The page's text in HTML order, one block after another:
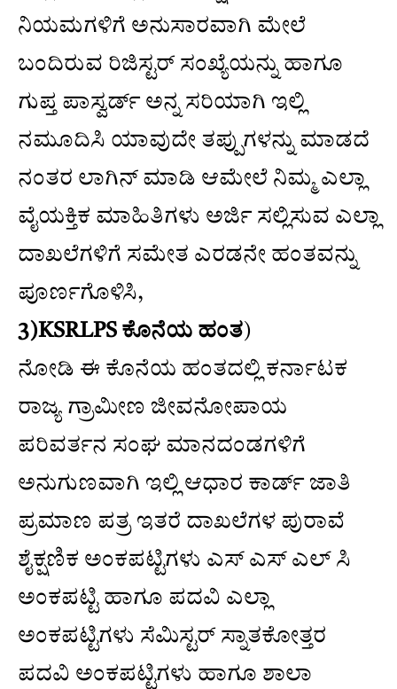
ನಿಯಮಗಳಿಗೆ ಅನುಸಾರವಾಗಿ ಮೇಲೆ
ಬಂದಿರುವ ರಿಜಿಸ್ಟರ್ ಸಂಖ್ಯೆಯನ್ನು ಹಾಗೂ
ಗುಪ್ತ ಪಾಸ್ವರ್ಡ್ ಅನ್ನ ಸರಿಯಾಗಿ ಇಲ್ಲಿ
ನಮೂದಿಸಿ ಯಾವುದೇ ತಪ್ಪುಗಳನ್ನು ಮಾಡದೆ
ನಂತರ ಲಾಗಿನ್ ಮಾಡಿ ಆಮೇಲೆ ನಿಮ್ಮ ಎಲ್ಲಾ
ವೈಯಕ್ತಿಕ ಮಾಹಿತಿಗಳು ಅರ್ಜಿ ಸಲ್ಲಿಸುವ ಎಲ್ಲಾ
ದಾಖಲೆಗಳಿಗೆ ಸಮೇತ ಎರಡನೇ ಹಂತವನ್ನು
ಪೂರ್ಣಗೊಳಿಸಿ,
3)KSRLPS ಕೊನೆಯ ಹಂತ)
ನೋಡಿ ಈ ಕೊನೆಯ ಹಂತದಲ್ಲಿ ಕರ್ನಾಟಕ
ರಾಜ್ಯ ಗ್ರಾಮೀಣ ಜೀವನೋಪಾಯ
ಪರಿವರ್ತನ ಸಂಘ ಮಾನದಂಡಗಳಿಗೆ
ಅನುಗುಣವಾಗಿ ಇಲ್ಲಿ ಆಧಾರ ಕಾರ್ಡ್ ಜಾತಿ
ಪ್ರಮಾಣ ಪತ್ರ ಇತರೆ ದಾಖಲೆಗಳ ಪುರಾವೆ
ಶೈಕ್ಷಣಿಕ ಅಂಕಪಟ್ಟಿಗಳು ಎಸ್ ಎಸ್ ಎಲ್ ಸಿ
ಅಂಕಪಟ್ಟಿ ಹಾಗೂ ಪದವಿ ಎಲ್ಲಾ
ಅಂಕಪಟ್ಟಿಗಳು ಸೆಮಿಸ್ಟರ್ ಸ್ನಾತಕೋತ್ತರ
ಪದವಿ ಅಂಕಪಟ್ಟಿಗಳು ಹಾಗೂ ಶಾಲಾ